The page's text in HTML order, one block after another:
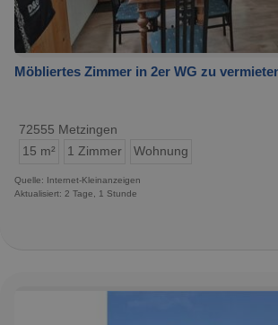
Möbliertes Zimmer in 2er WG zu
72555 Metzingen
15 m²
1 Zimmer Wohnung
Quelle: Internet-Kleinanzeigen
Aktualisiert: 2 Tage, 1 Stunde